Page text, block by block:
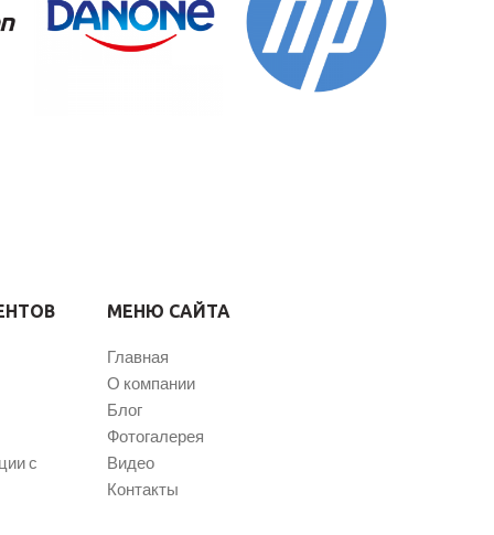
с
МЕНЮ САЙТА
Главная
О компании
Блог
Фотогалерея
Видео
Контакты